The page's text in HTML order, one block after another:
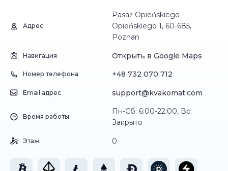
Адрес
Pasaż Opieńskiego -
Opieńskiego 1, 60-685,
Poznan
Навигация Открыть в Google Maps
Номер телефона +48 732 070 712
Email адрес support@kvakomat.com
Время работы
Пн-Сб: 6:00-22:00, Вс:
Закрыто
Этаж 0